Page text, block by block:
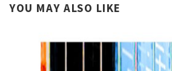
YOU MAY ALSO LIKE